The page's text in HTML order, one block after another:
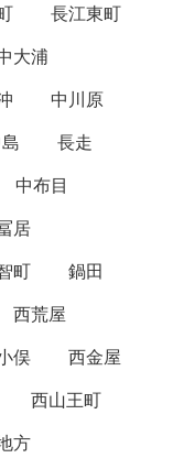
長江東町
大浦
中川原
長走
中布目
居
町
鍋田
西荒屋
俣
西金屋
西山王町
方